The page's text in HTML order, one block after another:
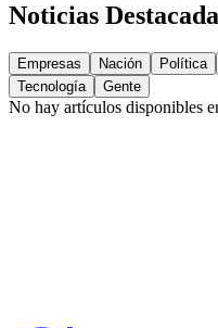
Noticias
Empresas Nación Política
Tecnología
Gente
No hay artículos disponibles